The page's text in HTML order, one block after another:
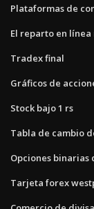
Plataformas de
El reparto en
Tradex final
Gráficos de
Stock bajo 1 rs
Tabla de cambio
Opciones
Tarjeta forex